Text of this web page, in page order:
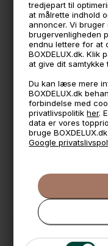
tredjepart til
at målrette indhold
annoncer. Vi
brugervenligheden
endnu lettere for at
BOXDELUX.dk.
at give dit
Du kan læse mere
BOXDELUX.dk
forbindelse med
privatlivspolitikher.
data er vores
bruge
Google
🕚 Bestil inden 11 & vi
🧺 Kan du lægge varen
🌟 4,9 med over
📦 Fragtfri v. køb over
💳 Betal med
📱 Kundeservice
Kundeservice